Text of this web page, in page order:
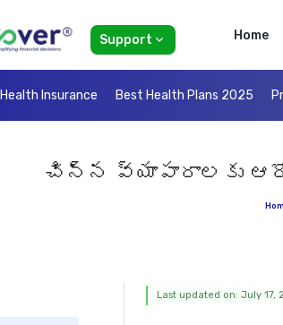
Support Home
Insurance Best Health Plans 2025
చిన్న వ్యాపారాలకు
Last updated on: July 17,